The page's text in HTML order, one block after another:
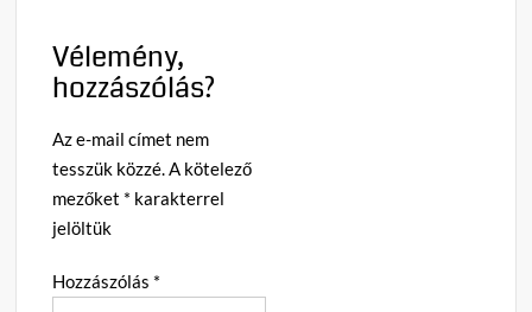
Vélemény,
hozzászólás?
Az e-mail címet nem
tesszük közzé.A kötelező
mezőket * karakterrel
jelöltük
Hozzászólás *